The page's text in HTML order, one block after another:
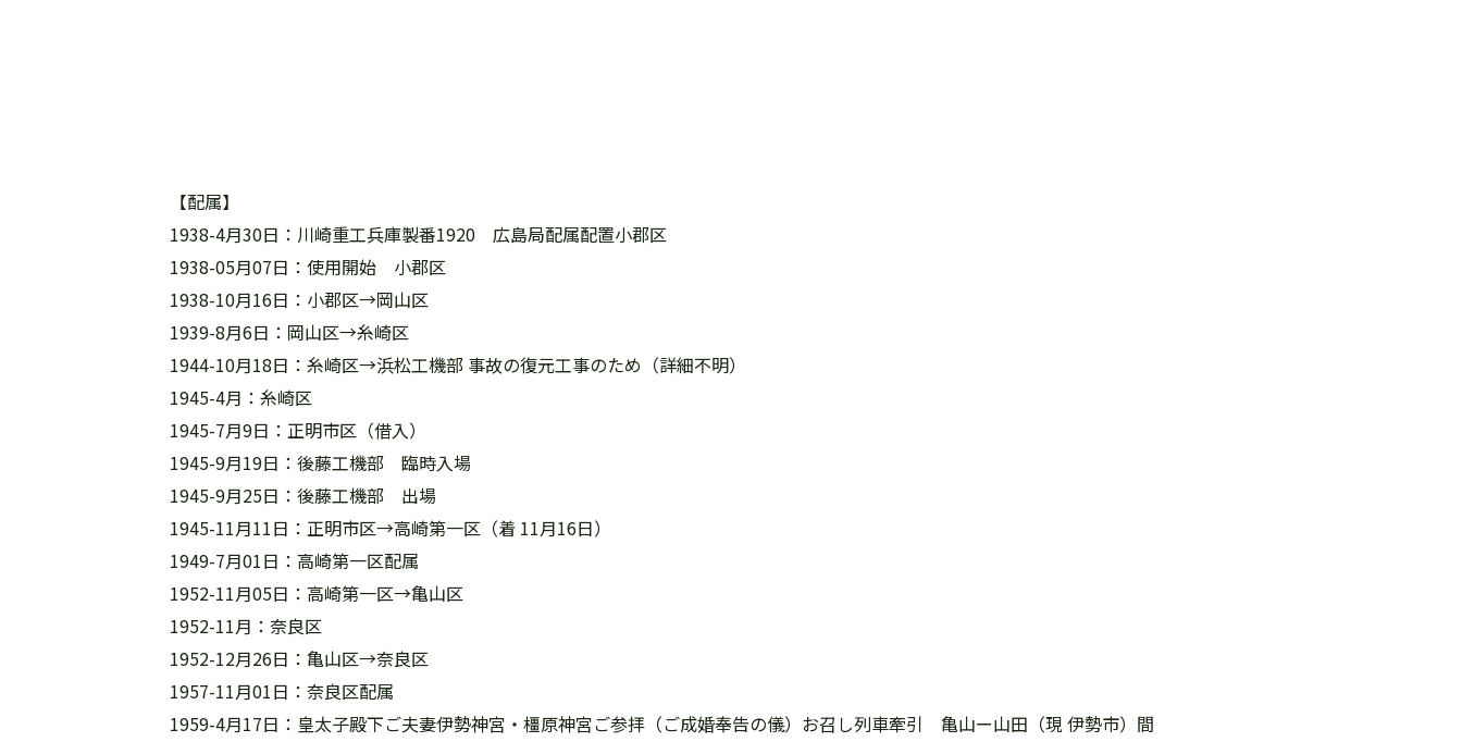
【配属】
1938-4月30日：川崎重工兵庫製番1920 広島局配属配置小郡区
1938-05月07日：使用開始 小郡区
1938-10月16日：小郡区→岡山区
1939-8月6日：岡山区→糸崎区
1944-10月18日：糸崎区→浜松工機部 事故の復元工事のため（詳細不明）
1945-4月：糸崎区
1945-7月9日：正明市区（借入）
1945-9月19日：後藤工機部 臨時入場
1945-9月25日：後藤工機部 出場
1945-11月11日：正明市区→高崎第一区（着 11月16日）
1949-7月01日：高崎第一区配属
1952-11月05日：高崎第一区→亀山区
1952-11月：奈良区
1952-12月26日：亀山区→奈良区
1957-11月01日：奈良区配属
1959-4月17日：皇太子殿下ご夫妻伊勢神宮・橿原神宮ご参拝（ご成婚奉告の儀）お召し列車牽引 亀山ー山田（現 伊勢市）間